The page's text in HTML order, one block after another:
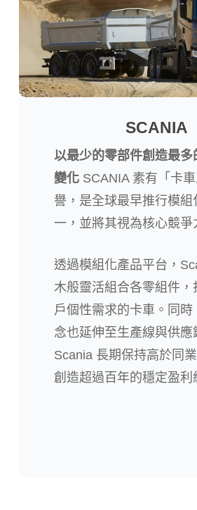
SCANIA
以最少的零部件創造最多
變化 SCANIA 素有「卡
譽，是全球最早推行模組
一，並將其視為核心競爭
透過模組化產品平台，
木般靈活組合各零組件，
戶個性需求的卡車。同時
念也延伸至生產線與供應
Scania 長期保持高於同
創造超過百年的穩定盈利